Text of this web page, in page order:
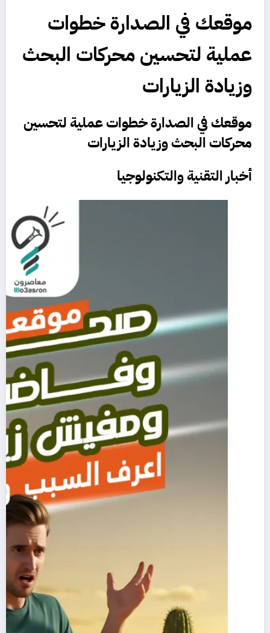
موقعك في الصدارة خطوات
عملية لتحسين محركات البحث
وزيادة الزيارات
موقعك في الصدارة خطوات عملية لتحسين
محركات البحث وزيادة الزيارات
أخبار التقنية والتكنولوجيا